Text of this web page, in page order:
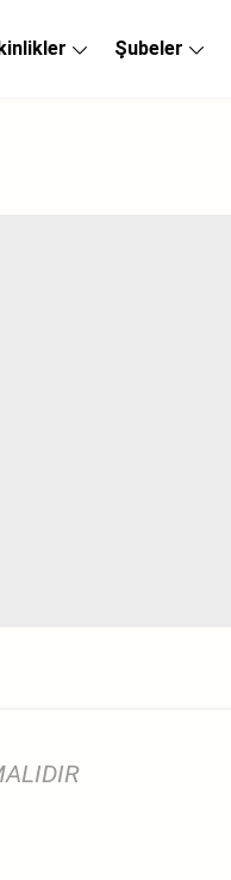
Şubeler